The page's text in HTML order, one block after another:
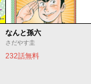
なんと孫六
さだやす圭
232話無料